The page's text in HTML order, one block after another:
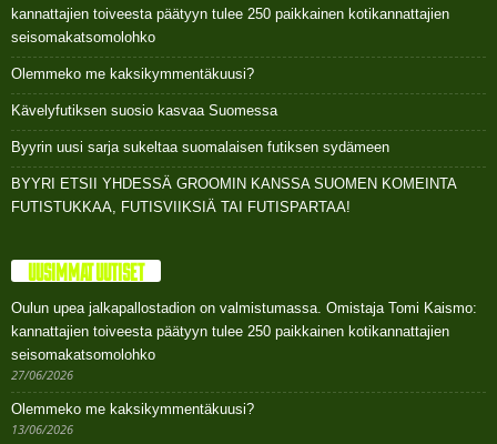
kannattajien toiveesta päätyyn tulee 250 paikkainen kotikannattajien
seisomakatsomolohko
Olemmeko me kaksikymmentäkuusi?
Kävelyfutiksen suosio kasvaa Suomessa
Byyrin uusi sarja sukeltaa suomalaisen futiksen sydämeen
BYYRI ETSII YHDESSÄ GROOMIN KANSSA SUOMEN KOMEINTA
FUTISTUKKAA, FUTISVIIKSIÄ TAI FUTISPARTAA!
UUSIMMAT UUTISET
Oulun upea jalkapallostadion on valmistumassa. Omistaja Tomi Kaismo:
kannattajien toiveesta päätyyn tulee 250 paikkainen kotikannattajien
seisomakatsomolohko
27/06/2026
Olemmeko me kaksikymmentäkuusi?
13/06/2026